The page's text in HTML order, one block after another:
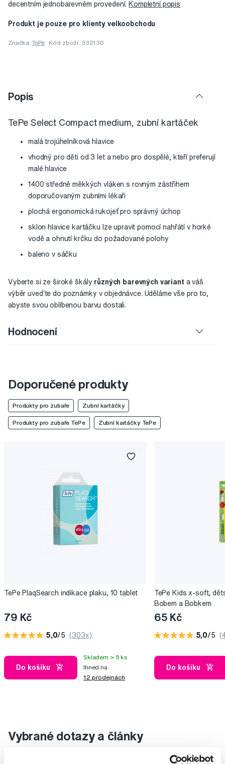
decentním jednobarevném provedení. Kompletní popis
Produkt je pouze pro klienty velkoobchodu
Značka: TePe Kód zboží: 332130
Popis
TePe Select Compact medium, zubní kartáček
malá trojúhelníková hlavice
vhodný pro děti od 3 let a nebo pro dospělé, kteří preferují
malé hlavice
1400 středně měkkých vláken s rovným zástřihem
doporučovaným zubními lékaři
plochá ergonomická rukojeť pro správný úchop
sklon hlavice kartáčku lze upravit pomocí nahřátí v horké
vodě a ohnutí krčku do požadované polohy
baleno v sáčku
Vyberte si ze široké škály různých barevných variant a váš
výběr uveďte do poznámky v objednávce. Uděláme vše pro to,
abyste svou oblíbenou barvu dostali.
Hodnocení
Doporučené produkty
Produkty pro zubaře Zubní kartáčky
Produkty pro zubaře TePe Zubní kartáčky TePe
TePe PlaqSearch indikace plaku, 10 tablet
79 Kč
5,0/5 (303x)
Do košíku
Skladem > 5 ks
Ihned na
12 prodejnách
TePe Kids x-soft,
Bobem a Bobkem
65 Kč
5,0/5
Do košíku
Vybrané dotazy a články